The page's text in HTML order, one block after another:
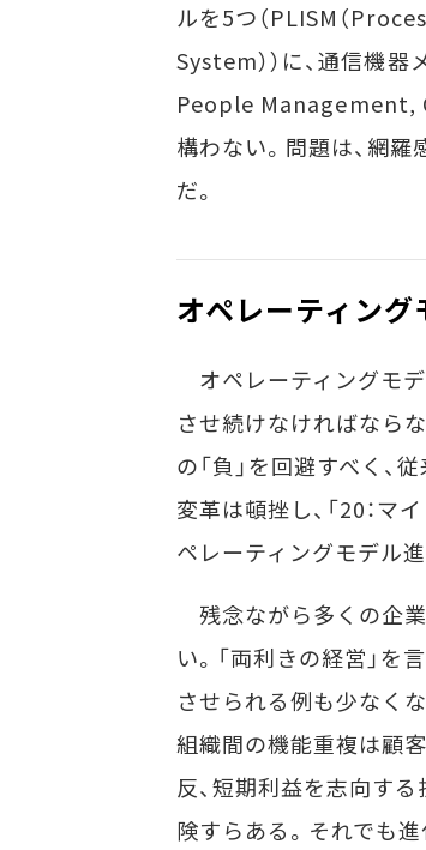
ルを5つ（PLISM（
System））に、通信機
People Management,
構わない。問題は、網
だ。
オペレーティング
オペレーティングモ
させ続けなければなら
の「負」を回避すべく
変革は頓挫し、「20：マ
ペレーティングモデル
残念ながら多くの企
い。「両利きの経営」
させられる例も少なく
組織間の機能重複は顧
反、短期利益を志向す
険すらある。それでも